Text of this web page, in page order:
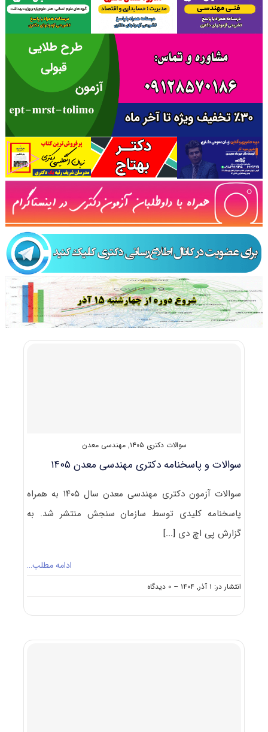
سوالات دکتری ۱۴۰۵ ,مهندسی معدن
سوالات و پاسخنامه دکتری مهندسی معدن ۱۴۰۵
سوالات آزمون دکتری مهندسی معدن سال ۱۴۰۵ به همراه
پاسخنامه کلیدی توسط سازمان سنجش منتشر شد. به
گزارش پی اچ دی [...]
ادامه مطلب…
انتشار در: ۱ آذر, ۱۴۰۴ -- ۰ دیدگاه
on
سوالات
مهندسی